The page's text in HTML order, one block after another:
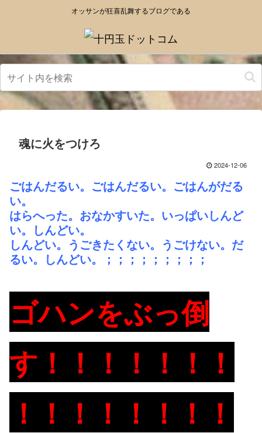
オッサンが狂喜乱舞するブログである
魂に火をつけろ
2024-12-06
ごはんだるい。ごはんだるい。ごはんがだる
い。
はらへった。おなかすいた。いっぱいしんど
い。しんどい。
しんどい。うごきたくない。うごけない。だ
るい。しんどい。；；；；；；；；；
ゴハンをぶっ倒
す！！！！！！！
！！！！！！！！